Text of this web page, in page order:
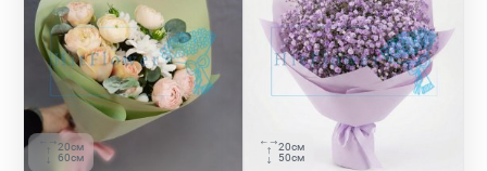
20см
60см
20см
50см